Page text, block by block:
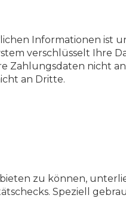
Informationen ist
verschlüsselt Ihre
Zahlungsdaten nicht an
an Dritte.
zu können,
Speziell